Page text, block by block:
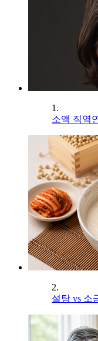
1.
소액 직역
2.
설탕 vs 소